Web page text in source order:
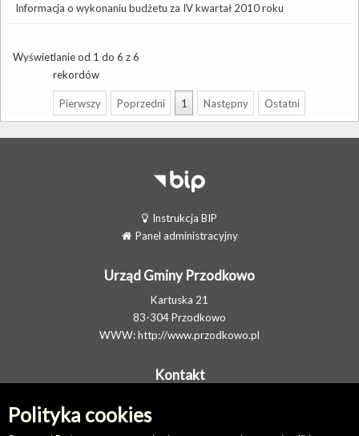
Polityka cookies
Informacja o wykonaniu budżetu za IV kwartał 2010 roku
Wyświetlanie od 1 do 6 z 6
rekordów
Pierwszy Poprzedni 1 Następny Ostatni
Instrukcja BIP
Panel administracyjny
Urząd Gminy Przodkowo
Kartuska 21
83-304 Przodkowo
WWW:http://www.przodkowo.pl
Kontakt
E-MAIL: